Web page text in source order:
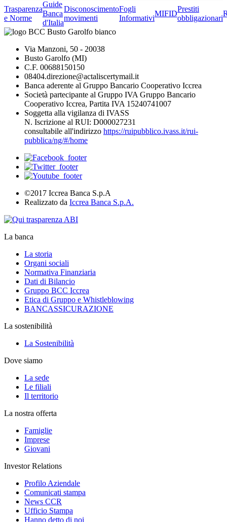
Trasparenza
e Norme
Guide
Banca
d'Italia
Disconoscimento
movimenti
Fogli
Informativi
MIFID
Prestiti
obbligazionari
Via Manzoni, 50 - 20038
Busto Garolfo (MI)
C.F. 00688150150
08404.direzione@actaliscertymail.it
Banca aderente al Gruppo Bancario Cooperativo Iccrea
Società partecipante al Gruppo IVA Gruppo Bancario
Cooperativo Iccrea, Partita IVA 15240741007
Soggetta alla vigilanza di IVASS
N. Iscrizione al RUI: D000027231
consultabile all'indirizzo https://ruipubblico.ivass.it/rui-
pubblica/ng/#/home
©2017 Iccrea Banca S.p.A
Realizzato da Iccrea Banca S.p.A.
La banca
La storia
Organi sociali
Normativa Finanziaria
Dati di Bilancio
Gruppo BCC Iccrea
Etica di Gruppo e Whistleblowing
BANCASSICURAZIONE
La sostenibilità
La Sostenibilità
Dove siamo
La sede
Le filiali
Il territorio
La nostra offerta
Famiglie
Imprese
Giovani
Investor Relations
Profilo Aziendale
Comunicati stampa
News CCR
Ufficio Stampa
Hanno detto di noi